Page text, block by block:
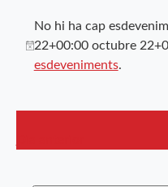
una
data.
No hi ha cap
22+00:00 octubre
esdeveniments.